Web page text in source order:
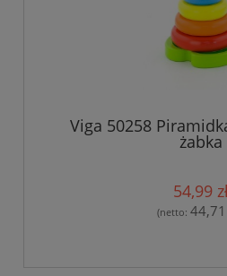
Viga 50258
żabka
54,99
(netto: 44,71